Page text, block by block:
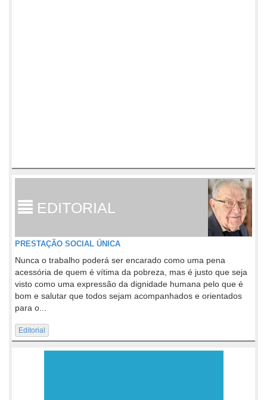
EDITORIAL
PRESTAÇÃO SOCIAL ÚNICA
Nunca o trabalho poderá ser encarado como uma pena
acessória de quem é vítima da pobreza, mas é justo que seja
visto como uma expressão da dignidade humana pelo que é
bom e salutar que todos sejam acompanhados e orientados
para o...
Editorial